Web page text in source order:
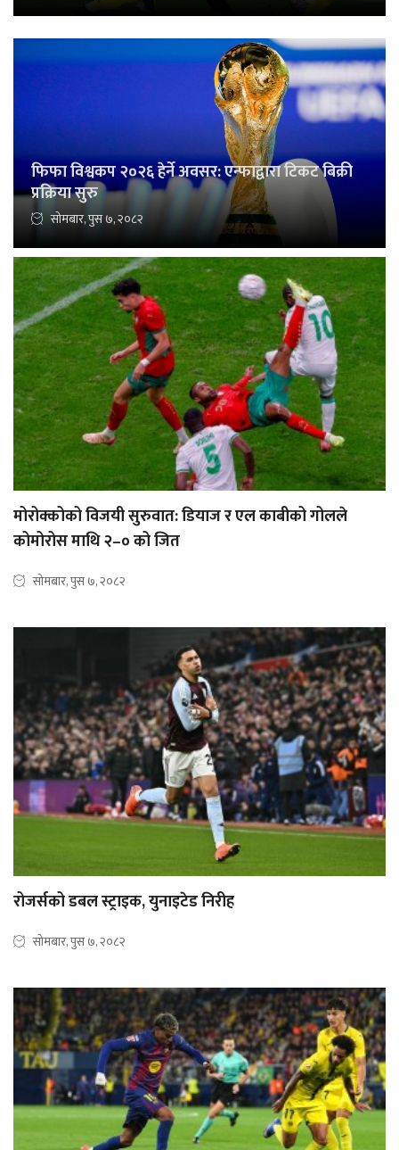
फिफा विश्वकप २०२६ हेर्ने अवसर: एन्फाद्वारा टिकट बिक्री
प्रक्रिया सुरु
सोमबार, पुस ७, २०८२
मोरोक्कोको विजयी सुरुवात: डियाज र एल काबीको गोलले
कोमोरोस माथि २–० को जित
सोमबार, पुस ७, २०८२
रोजर्सको डबल स्ट्राइक, युनाइटेड निरीह
सोमबार, पुस ७, २०८२